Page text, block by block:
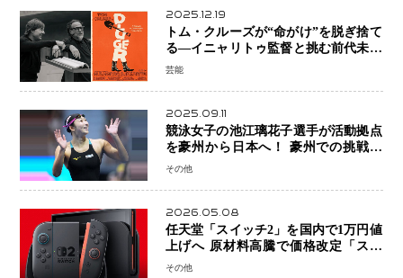
2025.12.19
トム・クルーズが“命がけ”を脱ぎ捨て
る―イニャリトゥ監督と挑む前代未聞
の大惨事コメディ「DIGGER ディガ
芸能
2025.09.11
競泳女子の池江璃花子選手が活動拠点
を豪州から日本へ！ 豪州での挑戦を
糧に、28年ロサンゼルス五輪へ再始動
その他
2026.05.08
任天堂「スイッチ2」を国内で1万円値
上げへ 原材料高騰で価格改定「スイ
ッチオンライン」も引き上げ
その他